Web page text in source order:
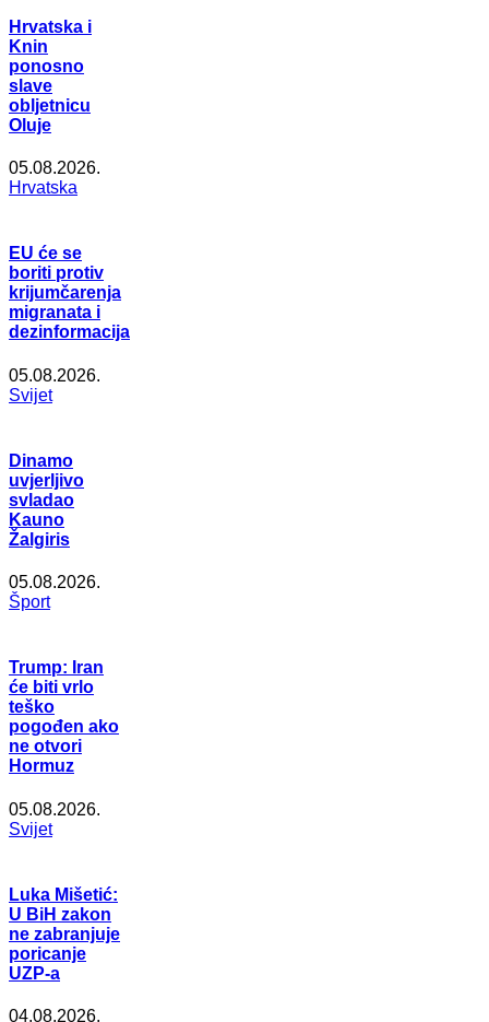
Hrvatska i
Knin
ponosno
slave
obljetnicu
Oluje
05.08.2026.
Hrvatska
EU će se
boriti protiv
krijumčarenja
migranata i
dezinformacija
05.08.2026.
Svijet
Dinamo
uvjerljivo
svladao
Kauno
Žalgiris
05.08.2026.
Šport
Trump: Iran
će biti vrlo
teško
pogođen ako
ne otvori
Hormuz
05.08.2026.
Svijet
Luka Mišetić:
U BiH zakon
ne zabranjuje
poricanje
UZP-a
04.08.2026.